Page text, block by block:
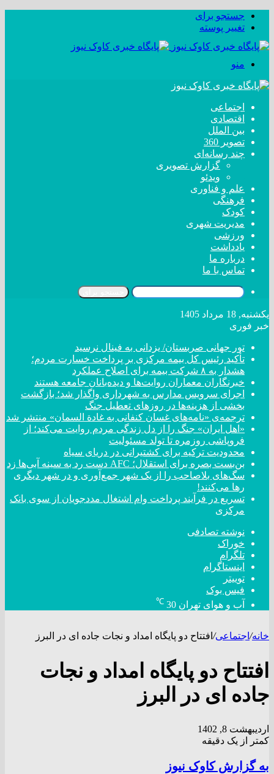
جستجو برای
تغییر پوسته
منو
اجتماعی
اقتصادی
بین الملل
تصویر 360
چند رسانه‌ای
گزارش تصویری
ویدئو
علم و فناوری
فرهنگی
کودک
مدیریت شهری
ورزشی
یادداشت
درباره ما
تماس با ما
یکشنبه, 18 مرداد 1405
خبر فوری
تور جهانی صربستان/ یزدانی به فینال نرسید
تأکید رئیس کل بیمه مرکزی بر پرداخت خسارت مردم؛
هشدار به ۸ شرکت‌ بیمه برای اصلاح عملکرد
خبرنگاران معماران روایت‌ها و دیده‌بانان جامعه هستند
اجرای سرویس مدارس به شهرداری واگذار شد؛ بازگشت
بخشی از هزینه‌ها در روزهای تعطیل جنگ
ترجمه‌ی «نامه‌های غسان کنفانی به غادة السمان» منتشر شد
«اهل ایران» جنگ را از دل زندگی مردم روایت می‌کند؛ از
فروپاشی روزمره تا تولد مسئولیت
محدودیت ترکیه برای کشتیرانی در دریای سیاه
بن‌بست بصره برای استقلال؛ AFC دست رد به سینه آبی‌ها زد
سگ‌های بلاصاحب را از یک شهر جمع‌آوری و در شهر دیگری
رها می‌کنند!
تسریع در فرآیند پرداخت وام اشتغال مددجویان از سوی بانک
مرکزی
نوشته تصادفی
خوراک
تلگرام
اینستاگرام
توییتر
فیس بوک
آب و هوای تهران 30
℃
خانه/ اجتماعی/ افتتاح دو پایگاه امداد و نجات جاده ای در البرز
افتتاح دو پایگاه امداد و نجات
جاده ای در البرز
اردیبهشت 8, 1402
کمتر از یک دقیقه
به گزارش کاوک نیوز